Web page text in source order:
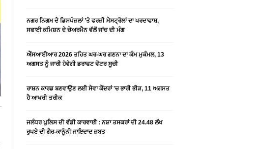
ਨਗਰ ਨਿਗਮ ਦੇ ਡਿਸਪੋਜ਼ਲਾਂ ’ਤੇ ਫਰਜ਼ੀ ਮੈਸਟ੍ਰੋਲਾਂ ਦਾ ਪਰਦਾਫਾਸ਼,
ਸਫਾਈ ਕਮਿਸ਼ਨ ਦੇ ਚੇਅਰਮੈਨ ਵੱਲੋਂ ਜਾਂਚ ਦੀ ਮੰਗ
ਐੱਸਆਈਆਰ 2026 ਤਹਿਤ ਘਰ-ਘਰ ਗਣਨਾ ਦਾ ਕੰਮ ਮੁਕੰਮਲ, 13
ਅਗਸਤ ਨੂੰ ਜਾਰੀ ਹੋਵੇਗੀ ਡਰਾਫਟ ਵੋਟਰ ਸੂਚੀ
ਰਾਸ਼ਨ ਕਾਰਡ ਬਣਵਾਉਣ ਲਈ ਸੇਵਾ ਕੇਂਦਰਾਂ 'ਚ ਭਾਰੀ ਭੀੜ, 11 ਅਗਸਤ
ਹੈ ਆਖਰੀ ਤਰੀਕ
ਜਲੰਧਰ ਪੁਲਿਸ ਦੀ ਵੱਡੀ ਕਾਰਵਾਈ : ਨਸ਼ਾ ਤਸਕਰਾਂ ਦੀ 24.48 ਲੱਖ
ਰੁਪਏ ਦੀ ਗੈਰ-ਕਾਨੂੰਨੀ ਜਾਇਦਾਦ ਜ਼ਬਤ